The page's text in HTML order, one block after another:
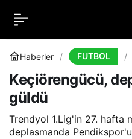
Haberler FUTBOL
Keçiörengücü,
güldü
Trendyol 1.Lig'in 27. hafta
deplasmanda
Keçiörengücü,
deplasmanda 2 golle
güldü